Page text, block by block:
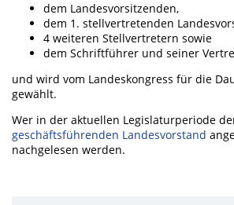
dem Landesvorsitzenden,
dem 1. stellvertretenden
4 weiteren Stellvertretern sowie
dem Schriftführer und seiner
und wird vom Landeskongress für die
gewählt.
Wer in der aktuellen Legislaturperiode
geschäftsführenden Landesvorstand
nachgelesen werden.